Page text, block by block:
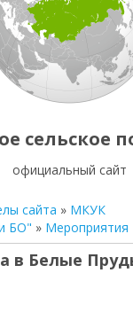
сельское
официальный сайт
сайта » МКУК
БО" »
в Белые